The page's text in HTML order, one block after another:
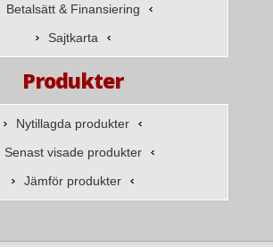
Betalsätt & Finansiering
Sajtkarta
Produkter
Nytillagda produkter
Senast visade produkter
Jämför produkter